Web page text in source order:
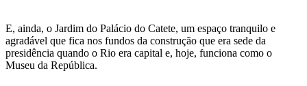
E, ainda, o Jardim do Palácio do Catete, um espaço tranquilo e
agradável que fica nos fundos da construção que era sede da
presidência quando o Rio era capital e, hoje, funciona como o
Museu da República.